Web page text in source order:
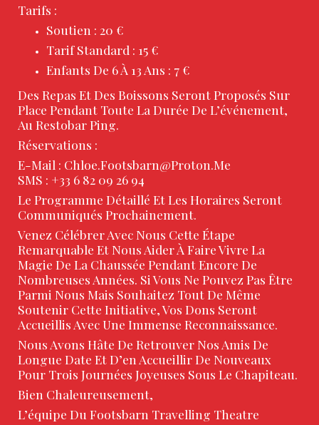
Tarifs :
Soutien : 20 €
Tarif Standard : 15 €
Enfants De 6 À 13 Ans : 7 €
Des Repas Et Des Boissons Seront Proposés Sur
Place Pendant Toute La Durée De L’événement,
Au Restobar Ping.
Réservations :
E-Mail : Chloe.footsbarn@proton.me
SMS : +33 6 82 09 26 94
Le Programme Détaillé Et Les Horaires Seront
Communiqués Prochainement.
Venez Célébrer Avec Nous Cette Étape
Remarquable Et Nous Aider À Faire Vivre La
Magie De La Chaussée Pendant Encore De
Nombreuses Années. Si Vous Ne Pouvez Pas Être
Parmi Nous Mais Souhaitez Tout De Même
Soutenir Cette Initiative, Vos Dons Seront
Accueillis Avec Une Immense Reconnaissance.
Nous Avons Hâte De Retrouver Nos Amis De
Longue Date Et D’en Accueillir De Nouveaux
Pour Trois Journées Joyeuses Sous Le Chapiteau.
Bien Chaleureusement,
L’équipe Du Footsbarn Travelling Theatre